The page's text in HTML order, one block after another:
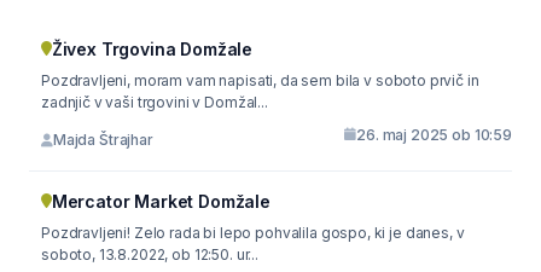
Živex Trgovina Domžale
Pozdravljeni, moram vam napisati, da sem bila v soboto prvič in
zadnjič v vaši trgovini v Domžal...
Majda Štrajhar 26. maj 2025 ob 10:59
Mercator Market Domžale
Pozdravljeni! Zelo rada bi lepo pohvalila gospo, ki je danes, v
soboto, 13.8.2022, ob 12:50. ur...